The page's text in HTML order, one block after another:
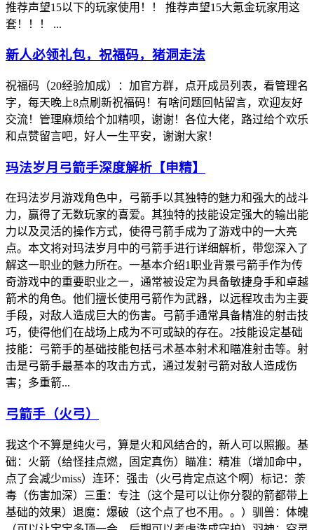
推荐声望15以下的玩家使用！！ 推荐声望15大氪金玩家用这
套！！！ ...
新人必领礼包，祝福码，猪洞走法
祝福码（20经验加成）：加官方群，点开成员列表，看管理名
字，每天晚上8点刷新祝福码！有啥问题回帖留言，欢迎友好
交流！管理麻烦给个加精呗，谢谢！各位大佬，路过给个欢乐
和点赞留言吧，好人一生平安，谢谢大家！
玛法岁月弓箭手深度解析【申精】
在玛法岁月游戏角色中，弓箭手以其独特的魅力和强大的战斗
力，赢得了无数玩家的喜爱。其独特的技能设定强大的输出能
力以及灵活的操作方式，使得弓箭手成为了游戏中的一大亮
点。本文将对玛法岁月中的弓箭手进行详细解析，带您深入了
解这一职业的魅力所在。一基本介绍1职业背景弓箭手作为传
奇游戏中的重要职业之一，通常被设定为具备敏捷身手和卓越
箭术的角色。他们擅长使用弓箭作为武器，以远程攻击为主要
手段，对敌人造成巨大的伤害。弓箭手通常具备精准的射击技
巧，使得他们在战场上成为不可或缺的存在。2技能设定基础
技能：弓箭手的基础技能包括弓术基本射术和瞄准射击等。射
击是弓箭手最基本的攻击方式，通过发射弓箭对敌人造成伤
害；多重箭...
弓箭手（火弓）
我这个不算是纯火弓，算是火和风结合的，新人可以照搬。基
础：火箭（给怪挂点燃，固定真伤）瞄准：精准（增加命中，
点了会减少miss）连环：强击（火弓肯定点这个啊）标记：荼
毒（伤害加深）三重：专注（这个是可以让你分裂的箭都带上
基础的效果）退魔：爆破（这个点了也不用。。）驯兽：体魄